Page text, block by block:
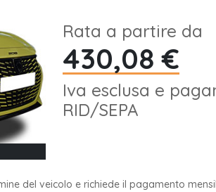
Rata a partire da
430,08 €
Iva esclusa e
RID/SEPA
del veicolo e richiede il pagamento